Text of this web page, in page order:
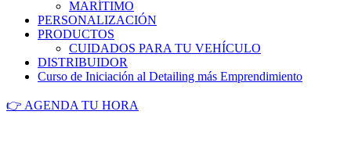
MARÍTIMO
PERSONALIZACIÓN
PRODUCTOS
CUIDADOS PARA TU VEHÍCULO
DISTRIBUIDOR
Curso de Iniciación al Detailing más Emprendimiento
👉 AGENDA TU HORA